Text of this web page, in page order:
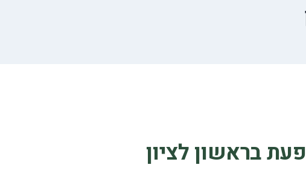
בראשון לציון